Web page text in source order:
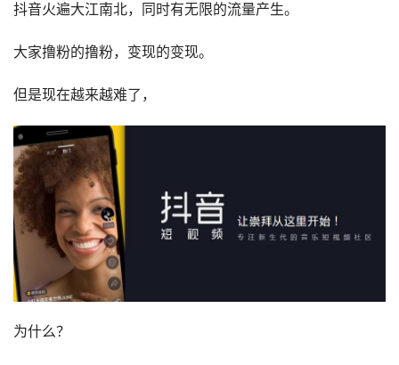
抖音火遍大江南北，同时有无限的流量产生。
大家撸粉的撸粉，变现的变现。
但是现在越来越难了，
为什么？